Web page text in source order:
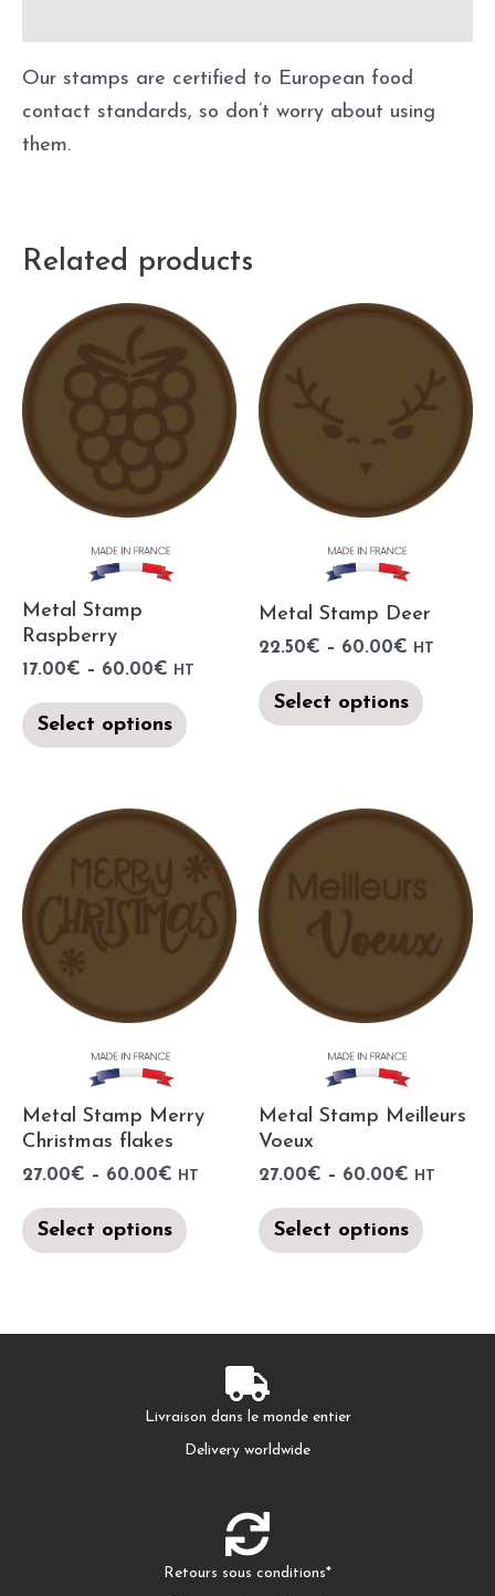
Our stamps are certified to European food
contact standards, so don’t worry about using
them.
Related products
Metal Stamp
Raspberry
17.00€ – 60.00€ HT
Select options
Metal Stamp Deer
22.50€ – 60.00€ HT
Select options
Metal Stamp Merry
Christmas flakes
27.00€ – 60.00€ HT
Select options
Metal Stamp Meilleurs
Voeux
27.00€ – 60.00€ HT
Select options
Livraison dans le monde entier
Delivery worldwide
Retours sous conditions*